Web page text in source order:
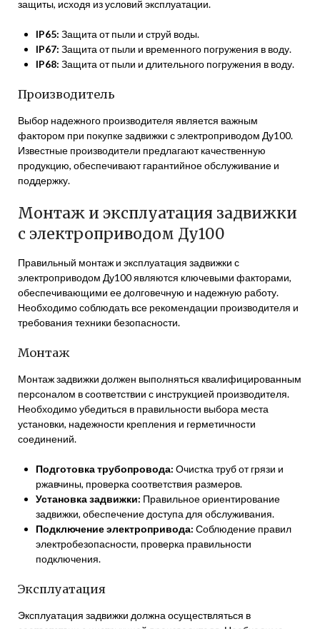
защиты, исходя из условий эксплуатации.
IP65: Защита от пыли и струй воды.
IP67: Защита от пыли и временного погружения в воду.
IP68: Защита от пыли и длительного погружения в воду.
Производитель
Выбор надежного производителя является важным
фактором при покупке задвижки с электроприводом Ду100.
Известные производители предлагают качественную
продукцию, обеспечивают гарантийное обслуживание и
поддержку.
Монтаж и эксплуатация задвижки
с электроприводом Ду100
Правильный монтаж и эксплуатация задвижки с
электроприводом Ду100 являются ключевыми факторами,
обеспечивающими ее долговечную и надежную работу.
Необходимо соблюдать все рекомендации производителя и
требования техники безопасности.
Монтаж
Монтаж задвижки должен выполняться квалифицированным
персоналом в соответствии с инструкцией производителя.
Необходимо убедиться в правильности выбора места
установки, надежности крепления и герметичности
соединений.
Подготовка трубопровода: Очистка труб от грязи и
ржавчины, проверка соответствия размеров.
Установка задвижки: Правильное ориентирование
задвижки, обеспечение доступа для обслуживания.
Подключение электропривода: Соблюдение правил
электробезопасности, проверка правильности
подключения.
Эксплуатация
Эксплуатация задвижки должна осуществляться в